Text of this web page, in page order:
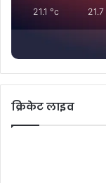
21.1 °c 21.7
क्रिकेट लाइव